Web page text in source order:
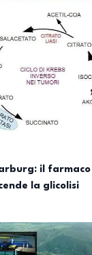
il
la glicolisi